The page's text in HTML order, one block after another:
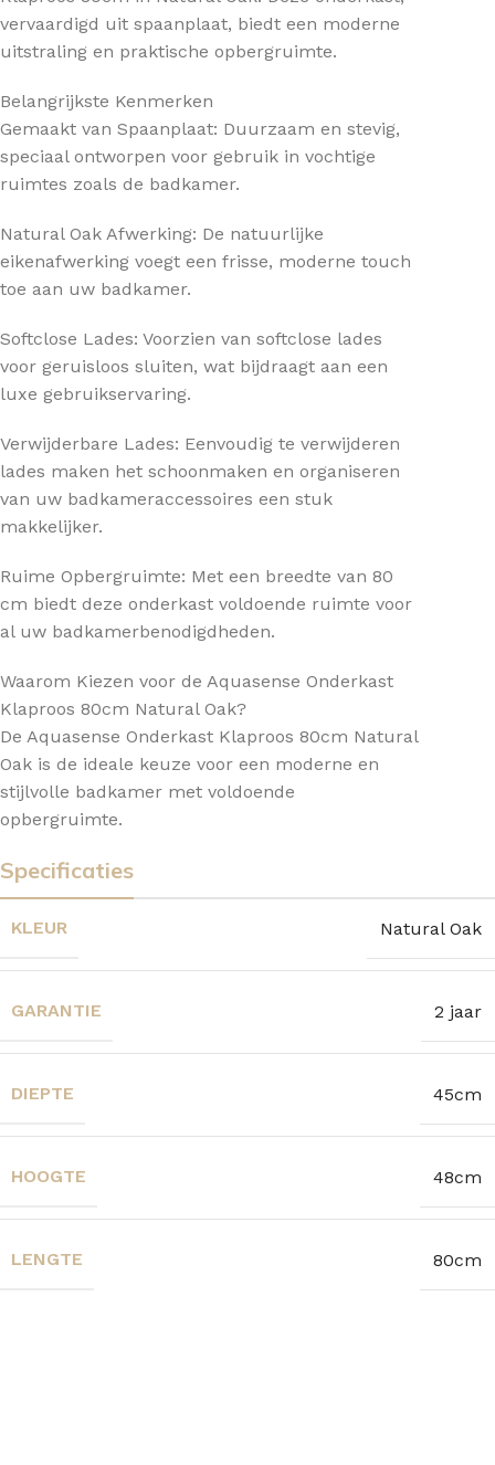
vervaardigd uit spaanplaat, biedt een moderne
uitstraling en praktische opbergruimte.
Belangrijkste Kenmerken
Gemaakt van Spaanplaat: Duurzaam en stevig,
speciaal ontworpen voor gebruik in vochtige
ruimtes zoals de badkamer.
Natural Oak Afwerking: De natuurlijke
eikenafwerking voegt een frisse, moderne touch
toe aan uw badkamer.
Softclose Lades: Voorzien van softclose lades
voor geruisloos sluiten, wat bijdraagt aan een
luxe gebruikservaring.
Verwijderbare Lades: Eenvoudig te verwijderen
lades maken het schoonmaken en organiseren
van uw badkameraccessoires een stuk
makkelijker.
Ruime Opbergruimte: Met een breedte van 80
cm biedt deze onderkast voldoende ruimte voor
al uw badkamerbenodigdheden.
Waarom Kiezen voor de Aquasense Onderkast
Klaproos 80cm Natural Oak?
De Aquasense Onderkast Klaproos 80cm Natural
Oak is de ideale keuze voor een moderne en
stijlvolle badkamer met voldoende
opbergruimte.
Specificaties
KLEUR Natural Oak
GARANTIE 2 jaar
DIEPTE 45cm
HOOGTE 48cm
LENGTE 80cm